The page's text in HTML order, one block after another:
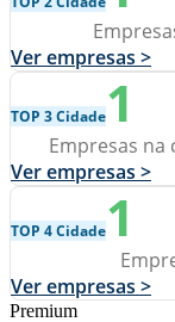
Ver empresas >
TOP 3 Cidade1
Empresas na
Ver empresas >
TOP 4 Cidade1
Ver empresas >
Premium